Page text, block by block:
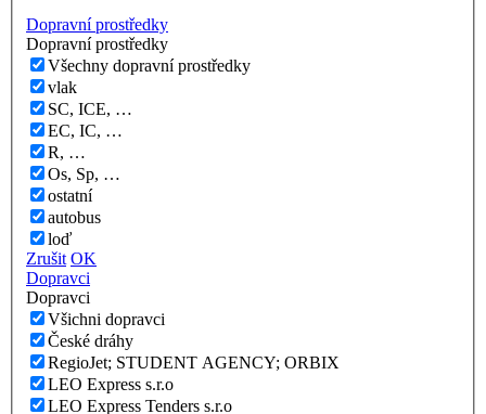
Dopravní prostředky
Dopravní prostředky
Všechny dopravní prostředky
vlak
SC, ICE, …
EC, IC, …
R, …
Os, Sp, …
ostatní
autobus
loď
Zrušit OK
Dopravci
Dopravci
Všichni dopravci
České dráhy
RegioJet; STUDENT AGENCY; ORBIX
LEO Express s.r.o
LEO Express Tenders s.r.o